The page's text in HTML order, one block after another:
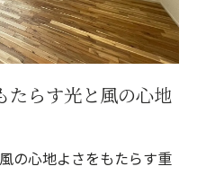
たらす光と風の心地
の心地よさをもたらす重